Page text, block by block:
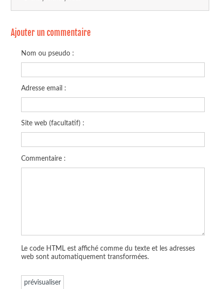
Ajouter un commentaire
Nom ou pseudo :
Adresse email :
Site web (facultatif) :
Commentaire :
Le code HTML est affiché comme du texte et les adresses
web sont automatiquement transformées.